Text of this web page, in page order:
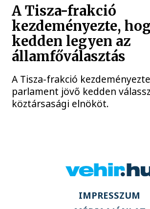
A Tisza-frakció
kezdeményezte,
kedden legyen az
államfőválasztás
A Tisza-frakció
parlament jövő kedden
köztársasági elnököt.
IMPRESSZUM